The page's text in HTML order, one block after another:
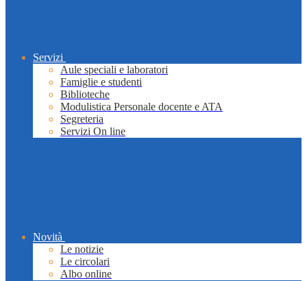
Servizi
Aule speciali e laboratori
Famiglie e studenti
Biblioteche
Modulistica Personale docente e ATA
Segreteria
Servizi On line
Novità
Le notizie
Le circolari
Albo online